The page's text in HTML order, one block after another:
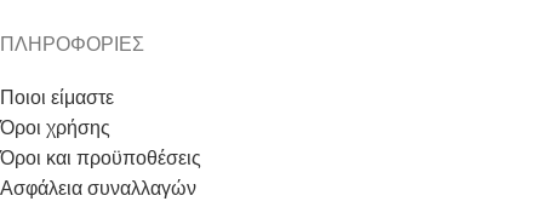
ΠΛΗΡΟΦΟΡΙΕΣ
Ποιοι είμαστε
Όροι χρήσης
Όροι και προϋποθέσεις
Ασφάλεια συναλλαγών